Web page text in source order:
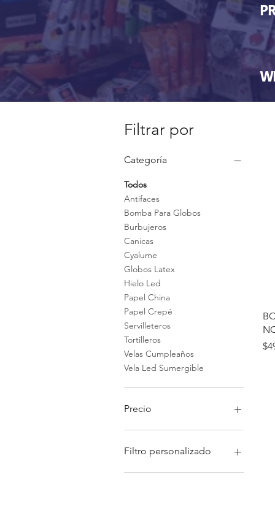
Filtrar por
Categoría
Todos
Antifaces
Bomba Para Globos
Burbujeros
Canicas
Cyalume
Globos Latex
Hielo Led
Papel China
Papel Crepé
Servilleteros
Tortilleros
Velas Cumpleaños
Vela Led Sumergible
Precio
1 MXN
Filtro personalizado
Mercería